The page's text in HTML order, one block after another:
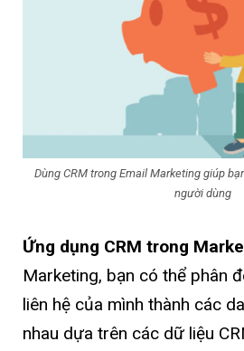
Dùng CRM trong Email Marketing giúp
người dùng
Ứng dụng CRM trong
Marketing, bạn có thể phân
liên hệ của mình thành các
nhau dựa trên các dữ liệu